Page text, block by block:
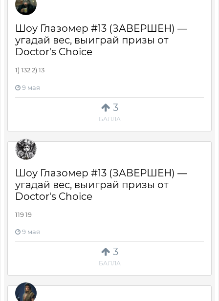
3
БАЛЛА
Шоу Глазомер #13 (ЗАВЕРШЕН) —
угадай вес, выиграй призы от
Doctor's Choice
1) 132 2) 13
9 мая
3
БАЛЛА
Шоу Глазомер #13 (ЗАВЕРШЕН) —
угадай вес, выиграй призы от
Doctor's Choice
119 19
9 мая